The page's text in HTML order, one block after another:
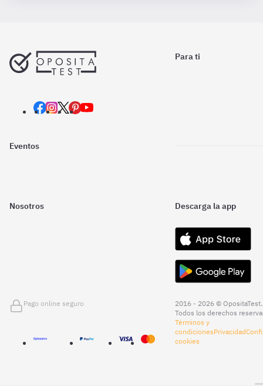
Para ti
Eventos
Nosotros Descarga la app
Pago online seguro
2016 - 2026 © OpositaTest.
Todos los derechos
Términos y
condicionesPrivacidad
cookies